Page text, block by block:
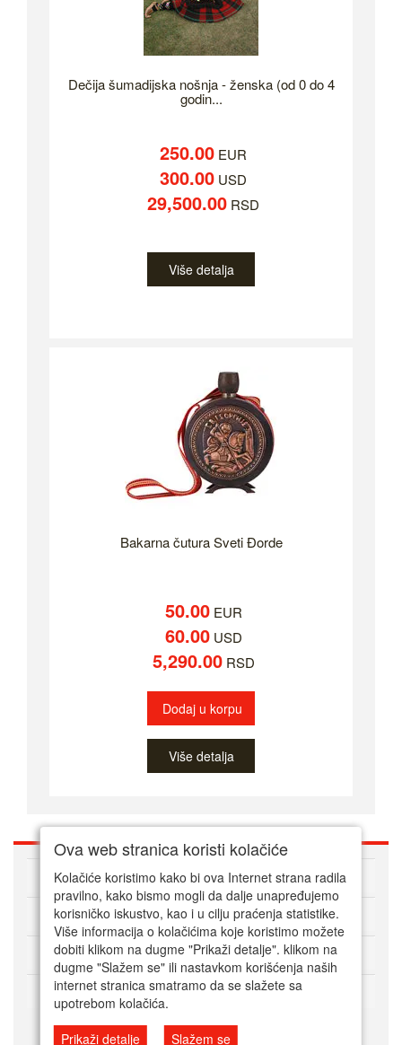
Dečija šumadijska nošnja - ženska (od 0 do 4
godin...
250.00 EUR
300.00 USD
29,500.00 RSD
Više detalja
Bakarna čutura Sveti Đorde
50.00EUR
60.00USD
5,290.00RSD
Dodaj u korpu
Više detalja
O nama
Kako kupovati online
Korisnički servis
Način plaćanja
Ova web stranica koristi kolačiće
Kolačiće koristimo kako bi ova Internet strana radila
pravilno, kako bismo mogli da dalje unapređujemo
korisničko iskustvo, kao i u cilju praćenja statistike.
Više informacija o kolačićima koje koristimo možete
dobiti klikom na dugme "Prikaži detalje". klikom na
dugme "Slažem se" ili nastavkom korišćenja naših
internet stranica smatramo da se slažete sa
upotrebom kolačića.
Prikaži detalje
Slažem se